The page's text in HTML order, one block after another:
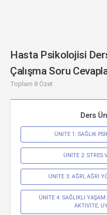
Hasta Psikolojisi
Çalışma Soru
Toplam 8 Özet
Ders
ÜNİTE 1: SAĞLIK
ÜNİTE 2: STRES
ÜNİTE 3: AĞRI, AĞRI
ÜNİTE 4: SAĞLIKLI
AKTİVİTE,